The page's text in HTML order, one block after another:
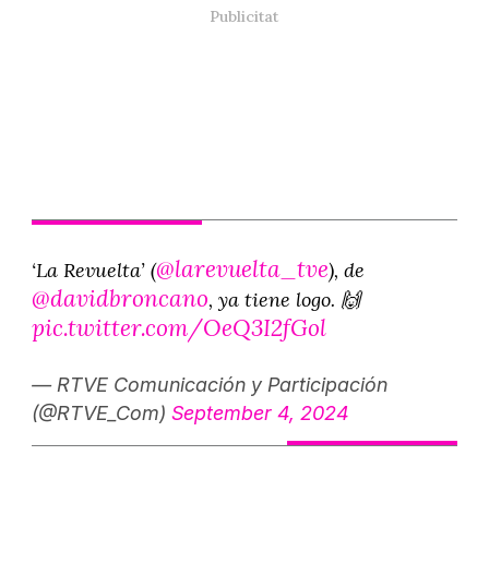
‘La Revuelta’ (@larevuelta_tve), de
@davidbroncano, ya tiene logo. 🙌
pic.twitter.com/OeQ3I2fGol
— RTVE Comunicación y Participación
(@RTVE_Com) September 4, 2024